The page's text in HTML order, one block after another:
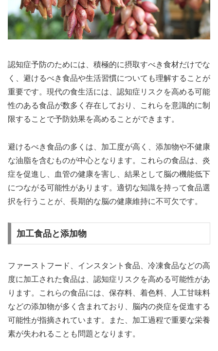
認知症予防のためには、積極的に摂取すべき食材だけでな
く、避けるべき食品や生活習慣についても理解することが
重要です。現代の食生活には、認知症リスクを高める可能
性のある食品が数多く存在しており、これらを意識的に制
限することで予防効果を高めることができます。
避けるべき食品の多くは、加工度が高く、添加物や不健康
な油脂を含むものが中心となります。これらの食品は、炎
症を促進し、血管の健康を害し、結果として脳の機能低下
につながる可能性があります。適切な知識を持って食品選
択を行うことが、長期的な脳の健康維持に不可欠です。
加工食品と添加物
ファーストフード、インスタント食品、冷凍食品などの高
度に加工された食品は、認知症リスクを高める可能性があ
ります。これらの食品には、保存料、着色料、人工甘味料
などの添加物が多く含まれており、脳内の炎症を促進する
可能性が指摘されています。また、加工過程で重要な栄養
素が失われることも問題となります。